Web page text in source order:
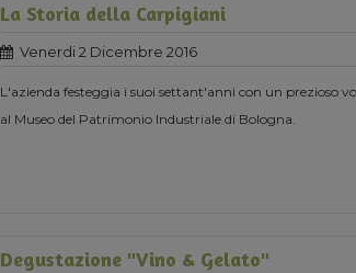
La Storia della Carpigiani
Venerdi 2 Dicembre 2016
L'azienda festeggia i suoi settant'anni con un prezioso
al Museo del Patrimonio Industriale di Bologna.
Degustazione "Vino & Gelato"